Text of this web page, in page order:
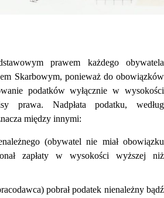
prawem każdego obywatela
Skarbowym, ponieważ do obowiązków
podatków wyłącznie w wysokości
prawa. Nadpłata podatku, według
między innymi:
(obywatel nie miał obowiązku
zapłaty w wysokości wyższej niż
pobrał podatek nienależny bądź